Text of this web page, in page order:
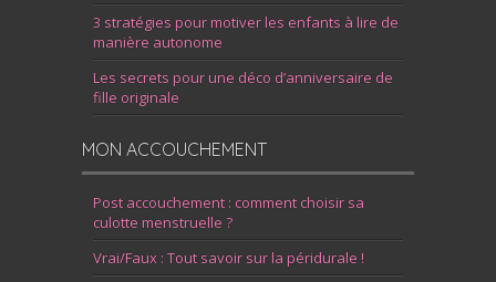
3 stratégies pour motiver les enfants à lire de
manière autonome
Les secrets pour une déco d’anniversaire de
fille originale
MON ACCOUCHEMENT
Post accouchement : comment choisir sa
culotte menstruelle ?
Vrai/Faux : Tout savoir sur la péridurale !